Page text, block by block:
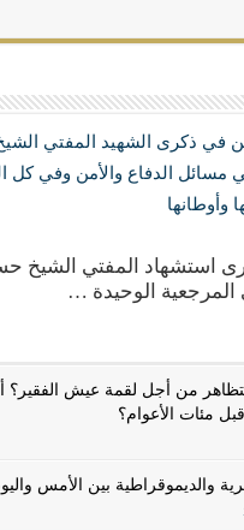
في ذكرى الشهيد المفتي
مسائل الدفاع والأمن وفي كل
وأوطانها
استشهاد المفتي الشيخ
المرجعية الوحيدة …
تتظاهر من أجل لقمة عيش الفقير؟
مئات الأعوام؟
والديموقراطية بين الأمس